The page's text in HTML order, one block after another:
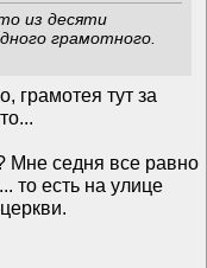
из десяти
грамотного.
грамотея тут за
Мне седня все равно
то есть на улице